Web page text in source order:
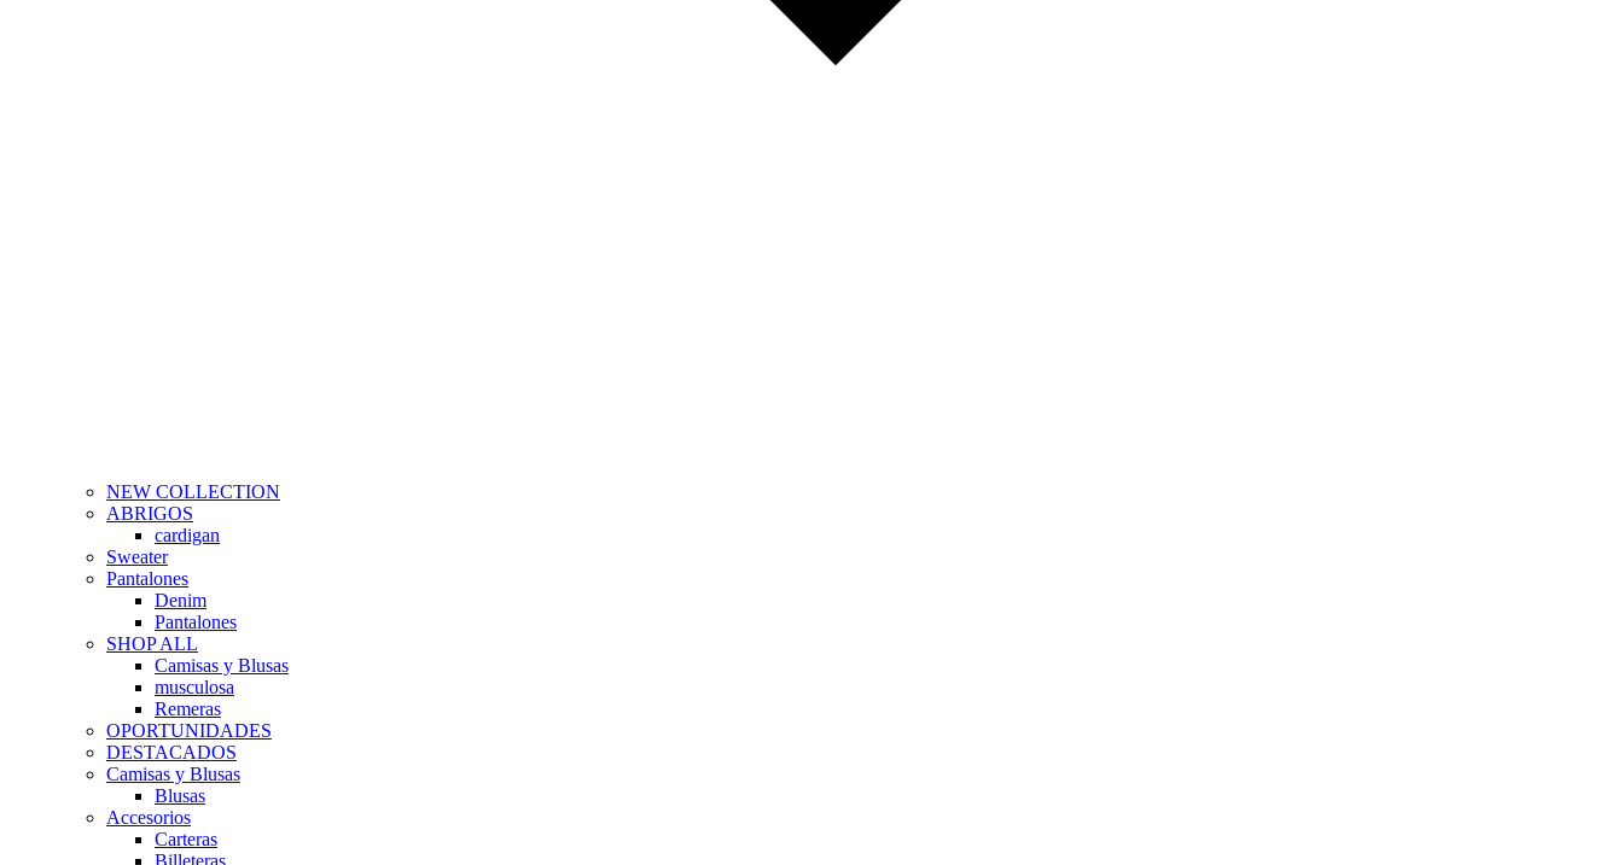
NEW COLLECTION
ABRIGOS
cardigan
Sweater
Pantalones
Denim
Pantalones
SHOP ALL
Camisas y Blusas
musculosa
Remeras
OPORTUNIDADES
DESTACADOS
Camisas y Blusas
Blusas
Accesorios
Carteras
Billeteras